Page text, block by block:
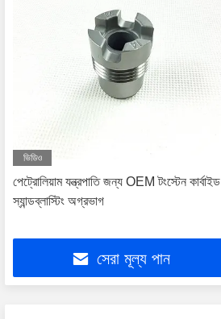
ভিডিও
পেট্রোলিয়াম যন্ত্রপাতি জন্য OEM টংস্টেন কার্বাইড
স্যান্ডব্লাস্টিং অগ্রভাগ
সেরা মূল্য পান